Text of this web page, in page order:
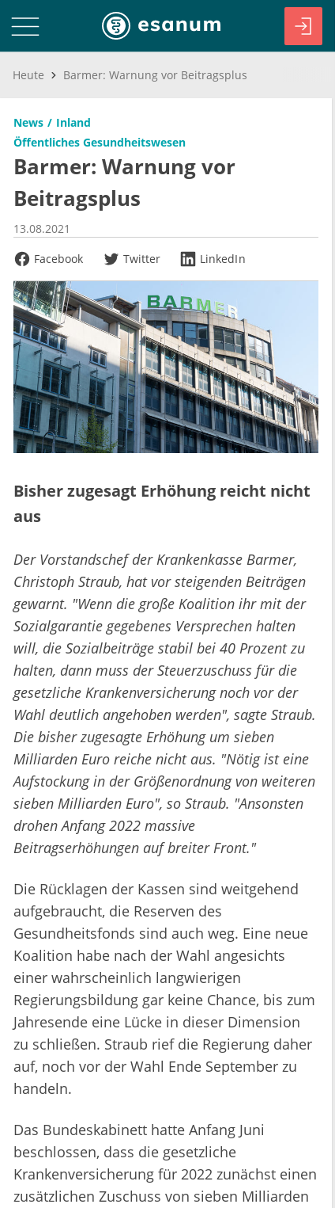
Heute Barmer: Warnung vor Beitragsplus
News
Inland
Öffentliches Gesundheitswesen
Barmer: Warnung vor
Beitragsplus
13.08.2021
Facebook
Twitter LinkedIn
Bisher zugesagt Erhöhung reicht nicht
aus
Der Vorstandschef der Krankenkasse Barmer,
Christoph Straub, hat vor steigenden Beiträgen
gewarnt. "Wenn die große Koalition ihr mit der
Sozialgarantie gegebenes Versprechen halten
will, die Sozialbeiträge stabil bei 40 Prozent zu
halten, dann muss der Steuerzuschuss für die
gesetzliche Krankenversicherung noch vor der
Wahl deutlich angehoben werden", sagte Straub.
Die bisher zugesagte Erhöhung um sieben
Milliarden Euro reiche nicht aus. "Nötig ist eine
Aufstockung in der Größenordnung von weiteren
sieben Milliarden Euro", so Straub. "Ansonsten
drohen Anfang 2022 massive
Beitragserhöhungen auf breiter Front."
Die Rücklagen der Kassen sind weitgehend
aufgebraucht, die Reserven des
Gesundheitsfonds sind auch weg. Eine neue
Koalition habe nach der Wahl angesichts
einer wahrscheinlich langwierigen
Regierungsbildung gar keine Chance, bis zum
Jahresende eine Lücke in dieser Dimension
zu schließen. Straub rief die Regierung daher
auf, noch vor der Wahl Ende September zu
handeln.
Das Bundeskabinett hatte Anfang Juni
beschlossen, dass die gesetzliche
Krankenversicherung für 2022 zunächst einen
zusätzlichen Zuschuss von sieben Milliarden